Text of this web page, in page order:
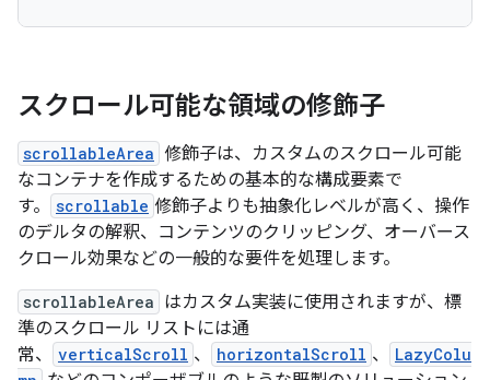
スクロール可能な領域の修飾子
scrollableArea 修飾子は、カスタムのスクロール可能
なコンテナを作成するための基本的な構成要素で
す。
scrollable 修飾子よりも抽象化レベルが高く、操作
のデルタの解釈、コンテンツのクリッピング、オーバース
クロール効果などの一般的な要件を処理します。
scrollableArea はカスタム実装に使用されますが、標
準のスクロール リストには通
常、
verticalScroll 、 horizontalScroll 、
LazyColu